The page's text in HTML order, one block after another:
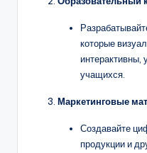
которые
интерактивны,
учащихся.
Маркетинговые
Создавайте
продукции и